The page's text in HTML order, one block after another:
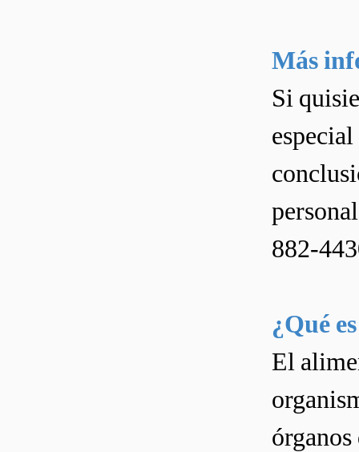
Más
Si
882-
¿Qué
El
órganos